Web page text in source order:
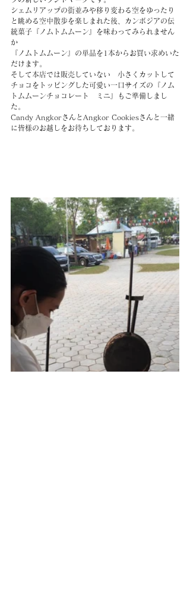
シェムリアップの街並みや移り変わる空をゆったり
と眺める空中散歩を楽しまれた後、カンボジアの伝
統菓子『ノムトムムーン』を味わってみられません
か
『ノムトムムーン』の単品を1本からお買い求めいた
だけます。
そして本店では販売していない　小さくカットして
チョコをトッピングした可愛い一口サイズの『ノム
トムムーンチョコレート　ミニ』もご準備しまし
た。
Candy AngkorさんとAngkor Cookiesさんと一緒
に皆様のお越しをお待ちしております。